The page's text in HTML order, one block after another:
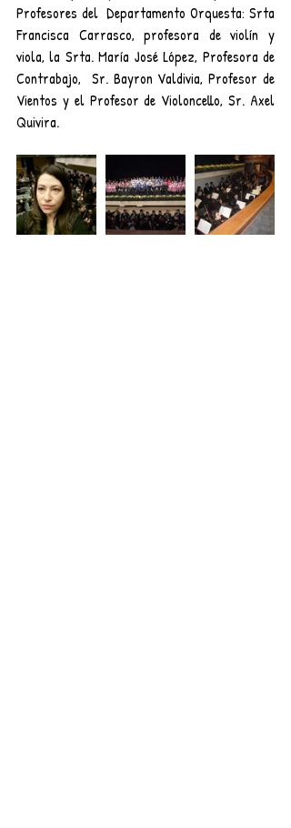
Profesores del  Departamento Orquesta: Srta
Francisca Carrasco, profesora de violín y
viola, la Srta. María José López, Profesora de
Contrabajo,  Sr. Bayron Valdivia, Profesor de
Vientos y el Profesor de Violoncello, Sr. Axel
Quivira.